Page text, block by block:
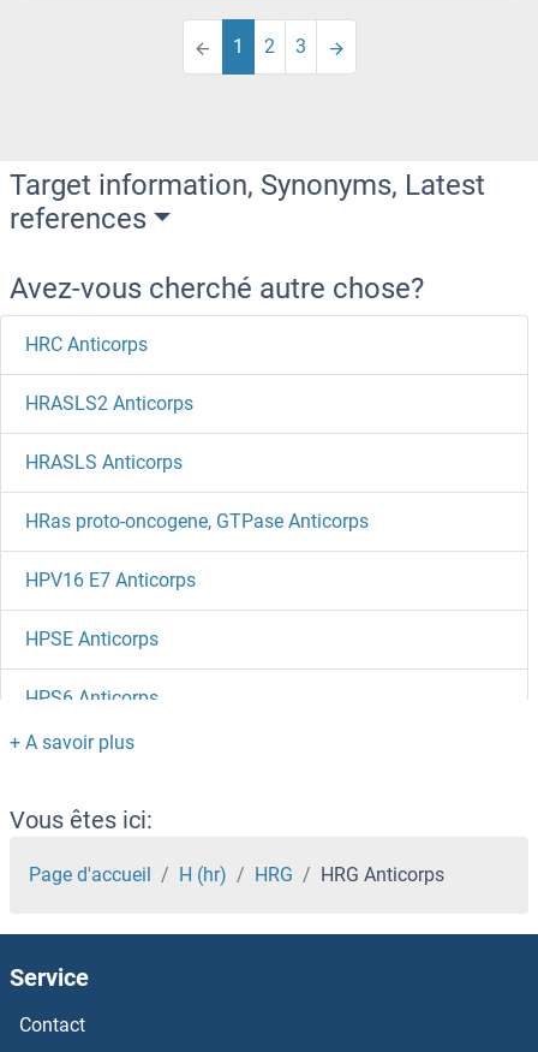
1 2 3
Target information, Synonyms, Latest
references
Avez-vous cherché autre chose?
HRC Anticorps
HRASLS2 Anticorps
HRASLS Anticorps
HRas proto-oncogene, GTPase Anticorps
HPV16 E7 Anticorps
HPSE Anticorps
HPS6 Anticorps
HPS5 Anticorps
HPS4 Anticorps
HPS3 Anticorps
HPS1 Anticorps
HPR Anticorps
Vous êtes ici:
Page d'accueil H (hr) HRG HRG Anticorps
Service
Contact